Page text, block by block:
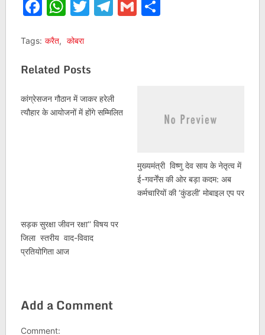
Facebook
WhatsApp
Twitter
Telegram
GmailShare
Tags: करैत, कोबरा
Related Posts
कांग्रेसजन गौठान में जाकर हरेली
त्यौहार के आयोजनों में होंगे सम्मिलित
मुख्यमंत्री विष्णु देव साय के नेतृत्व में
ई-गवर्नेंस की ओर बड़ा कदम: अब
कर्मचारियों की ‘कुंडली’ मोबाइल एप पर
सड़क सुरक्षा जीवन रक्षा‘‘ विषय पर
जिला स्तरीय वाद-विवाद
प्रतियोगिता आज
Add a Comment
Comment: